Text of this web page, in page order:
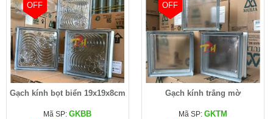
OFF
Gạch kính bọt biển 19x19x8cm
Mã SP:GKBB
OFF
Gạch kính trắng mờ
Mã SP: GKTM